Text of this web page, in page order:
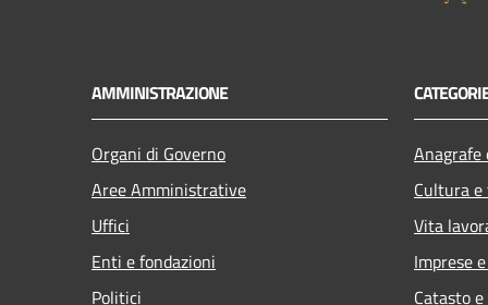
AMMINISTRAZIONE
Organi di Governo
Aree Amministrative
Uffici
Enti e fondazioni
Politici
Cultura
Vita
Imprese
Catasto